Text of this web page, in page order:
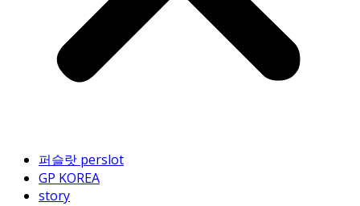
퍼슬랏 perslot
GP KOREA
story